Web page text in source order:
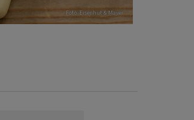
Foto: Eisenhut & Mayer